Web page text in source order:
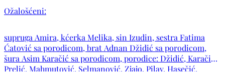
Ožalošćeni:
supruga Amira, kćerka Melika, sin Izudin, sestra Fatima
Ćatović sa porodicom, brat Adnan Džidić sa porodicom,
šura Asim Karačić sa porodicom, porodice: Džidić, Karačić,
Prelić, Mahmutović, Selmanović, Zjajo, Pilav, Hasečić,